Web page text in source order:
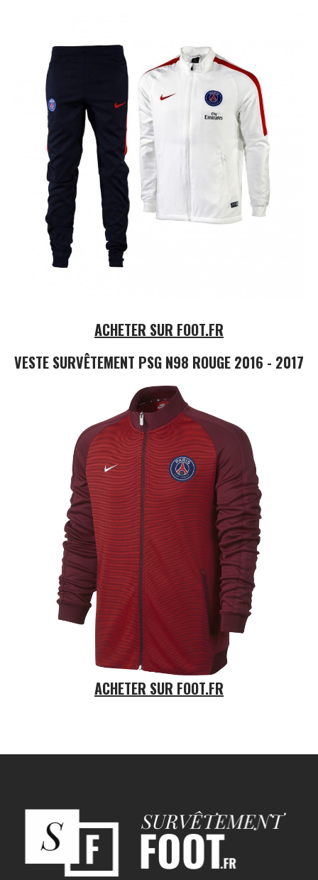
ACHETER SUR FOOT.FR
VESTE SURVÊTEMENT PSG N98 ROUGE 2016 - 2017
ACHETER SUR FOOT.FR